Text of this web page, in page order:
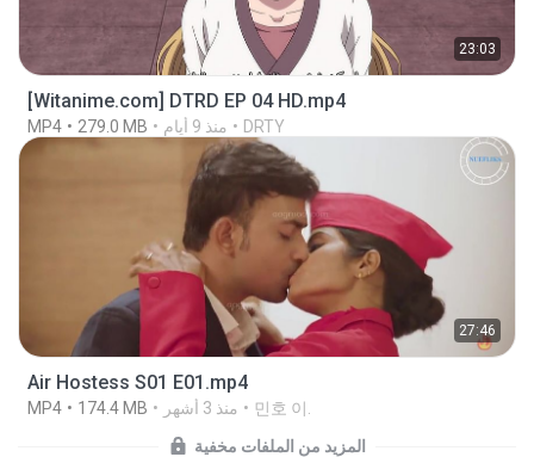
23:03
[Witanime.com] DTRD EP 04 HD.mp4
MP4 279.0 MB منذ 9 أيام DRTY
27:46
Air Hostess S01 E01.mp4
MP4 174.4 MB منذ 3 أشهر
민호 이.
المزيد من الملفات مخفية